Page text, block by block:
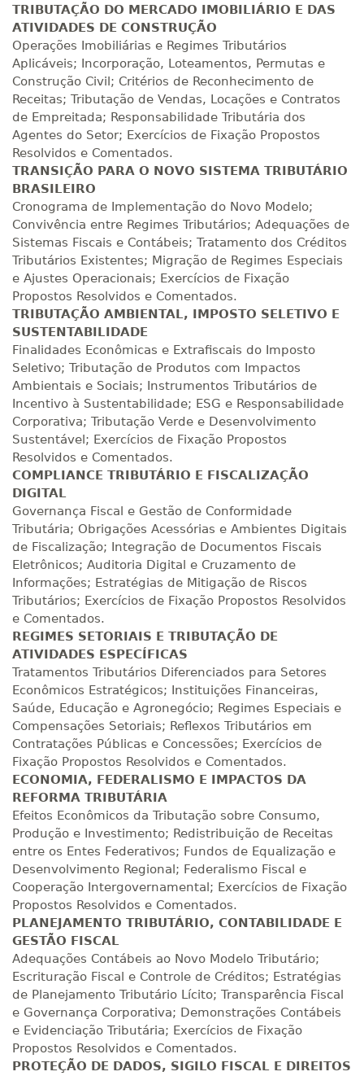
TRIBUTAÇÃO DO MERCADO IMOBILIÁRIO E DAS
ATIVIDADES DE CONSTRUÇÃO
Operações Imobiliárias e Regimes Tributários
Aplicáveis; Incorporação, Loteamentos, Permutas e
Construção Civil; Critérios de Reconhecimento de
Receitas; Tributação de Vendas, Locações e Contratos
de Empreitada; Responsabilidade Tributária dos
Agentes do Setor; Exercícios de Fixação Propostos
Resolvidos e Comentados.
TRANSIÇÃO PARA O NOVO SISTEMA TRIBUTÁRIO
BRASILEIRO
Cronograma de Implementação do Novo Modelo;
Convivência entre Regimes Tributários; Adequações de
Sistemas Fiscais e Contábeis; Tratamento dos Créditos
Tributários Existentes; Migração de Regimes Especiais
e Ajustes Operacionais; Exercícios de Fixação
Propostos Resolvidos e Comentados.
TRIBUTAÇÃO AMBIENTAL, IMPOSTO SELETIVO E
SUSTENTABILIDADE
Finalidades Econômicas e Extrafiscais do Imposto
Seletivo; Tributação de Produtos com Impactos
Ambientais e Sociais; Instrumentos Tributários de
Incentivo à Sustentabilidade; ESG e Responsabilidade
Corporativa; Tributação Verde e Desenvolvimento
Sustentável; Exercícios de Fixação Propostos
Resolvidos e Comentados.
COMPLIANCE TRIBUTÁRIO E FISCALIZAÇÃO
DIGITAL
Governança Fiscal e Gestão de Conformidade
Tributária; Obrigações Acessórias e Ambientes Digitais
de Fiscalização; Integração de Documentos Fiscais
Eletrônicos; Auditoria Digital e Cruzamento de
Informações; Estratégias de Mitigação de Riscos
Tributários; Exercícios de Fixação Propostos Resolvidos
e Comentados.
REGIMES SETORIAIS E TRIBUTAÇÃO DE
ATIVIDADES ESPECÍFICAS
Tratamentos Tributários Diferenciados para Setores
Econômicos Estratégicos; Instituições Financeiras,
Saúde, Educação e Agronegócio; Regimes Especiais e
Compensações Setoriais; Reflexos Tributários em
Contratações Públicas e Concessões; Exercícios de
Fixação Propostos Resolvidos e Comentados.
ECONOMIA, FEDERALISMO E IMPACTOS DA
REFORMA TRIBUTÁRIA
Efeitos Econômicos da Tributação sobre Consumo,
Produção e Investimento; Redistribuição de Receitas
entre os Entes Federativos; Fundos de Equalização e
Desenvolvimento Regional; Federalismo Fiscal e
Cooperação Intergovernamental; Exercícios de Fixação
Propostos Resolvidos e Comentados.
PLANEJAMENTO TRIBUTÁRIO, CONTABILIDADE E
GESTÃO FISCAL
Adequações Contábeis ao Novo Modelo Tributário;
Escrituração Fiscal e Controle de Créditos; Estratégias
de Planejamento Tributário Lícito; Transparência Fiscal
e Governança Corporativa; Demonstrações Contábeis
e Evidenciação Tributária; Exercícios de Fixação
Propostos Resolvidos e Comentados.
PROTEÇÃO DE DADOS, SIGILO FISCAL E DIREITOS